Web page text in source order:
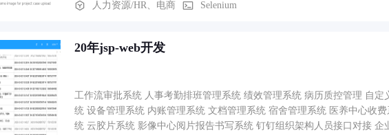
人力资源/HR、电商 Selenium
20年jsp-web开发
工作流审批系统 人事考勤排班管理系统 绩效管理系统 病历质控管理 自
统 设备管理系统 内账管理系统 文档管理系统 宿舍管理系统 医养中心收
统 云胶片系统 影像中心阅片报告书写系统 钉钉组织架构人员接口对接